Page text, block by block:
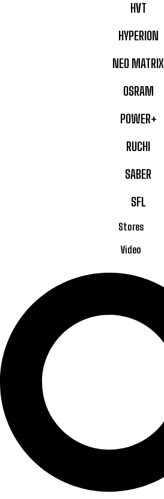
HVT
HYPERION
NEO MATRIX
OSRAM
POWER+
RUCHI
SABER
SFL
Stores
Video